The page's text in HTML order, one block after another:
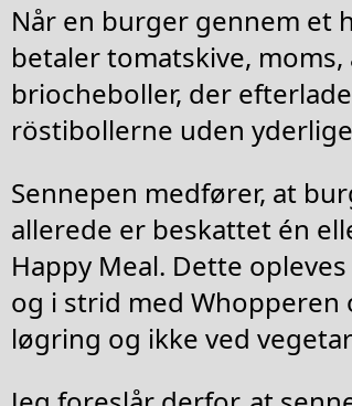
Når en burger gennem et
betaler tomatskive,
briocheboller, der
röstibollerne uden
Sennepen medfører, at
allerede er beskattet én
Happy Meal. Dette
og i strid med
løgring og ikke ved